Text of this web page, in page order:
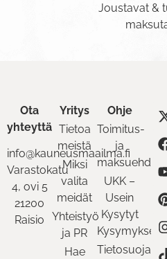
Joustavat &
Ota
yhteyttä
info@kauneusmaailma.fi
Varastokatu
4, ovi 5
21200
Raisio
Yritys
Tietoa
meistä
Miksi
valita
meidät
Yhteistyö
ja PR
Hae
Ohje
Toimitus-
ja
maksuehdot
UKK –
Usein
Kysytyt
Kysymykset